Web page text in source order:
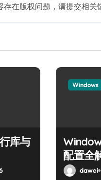
存在版权问题，请提交相关
库与
Windows
配置全
dawei